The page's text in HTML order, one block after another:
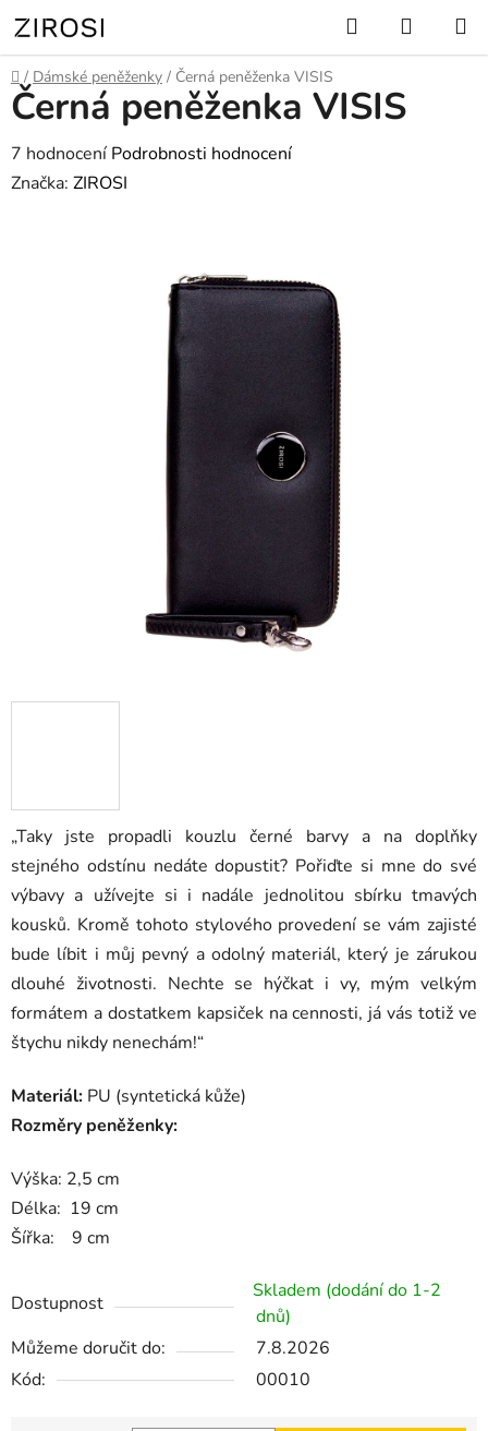
na
obsah
Hledat
KOŠÍK
Domů
/ Dámské peněženky / Černá peněženka VISIS
„Taky jste propadli kouzlu černé barvy a na doplňky
stejného odstínu nedáte dopustit? Pořiďte si mne do své
výbavy a užívejte si i nadále jednolitou sbírku tmavých
kousků. Kromě tohoto stylového provedení se vám zajisté
bude líbit i můj pevný a odolný materiál, který je zárukou
dlouhé životnosti. Nechte se hýčkat i vy, mým velkým
formátem a dostatkem kapsiček na cennosti, já vás totiž ve
štychu nikdy nenechám!“
Materiál: PU (syntetická kůže)
Rozměry peněženky:
Výška: 2,5 cm
Délka: 19 cm
Šířka: 9 cm
Dostupnost
Skladem (dodání do 1-2
dnů)
Můžeme doručit do:
7.8.2026
Kód:
00010
Černá peněženka VISIS
Průměrné
hodnocení
7 hodnocení Podrobnosti hodnocení
Značka: ZIROSI